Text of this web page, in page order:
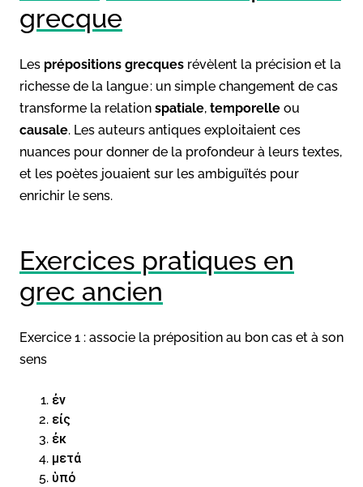
grecque
Les prépositions grecques révèlent la précision et la
richesse de la langue : un simple changement de cas
transforme la relation spatiale, temporelle ou
causale. Les auteurs antiques exploitaient ces
nuances pour donner de la profondeur à leurs textes,
et les poètes jouaient sur les ambiguïtés pour
enrichir le sens.
Exercices pratiques en
grec ancien
Exercice 1 : associe la préposition au bon cas et à son
sens
ἐν
εἰς
ἐκ
μετά
ὑπό